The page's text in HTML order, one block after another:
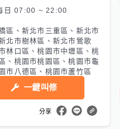
日 07:00 ~ 22:00
區、新北市三重區、新北市
北市樹林區、新北市鶯歌
林口區、桃園市中壢區、桃
、桃園市桃園區、桃園市龜
市八德區、桃園市蘆竹區
一鍵叫修
分享